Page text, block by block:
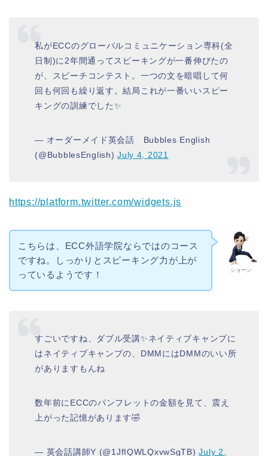
私がECCのグローバルコミュニケーション専科(全
日制)に2年間通ってスピーキングが一番伸びたの
が、スピーチコンテスト。一つの文を暗唱して何
回も何回も繰り返す。結局これが一番いいスピー
キングの訓練でした✨
— オーダーメイド英会話 Bubbles English
(@BubblesEnglish)July 4, 2021
https://platform.twitter.com/widgets.js
ショーン
こちらは、ECC外語学院ならではのコース
ですね。しっかりとスピーキング力が上が
っているようです！
すごいですね、ダブル受講✨ネイティブキャンプに
はネイティブキャンプの、DMMにはDMMのいい所
がありますもんね
数年前にECCのパンフレットの金額を見て、震え
上がった記憶があります🤣
— 英会話講師Y (@1JfIQWLQxvwSgTB)July 2,